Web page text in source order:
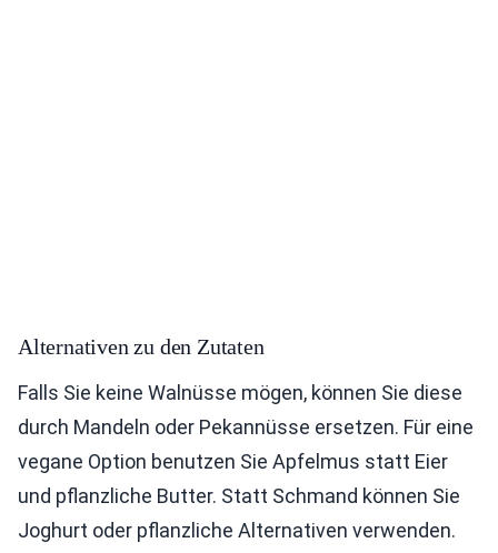
Alternativen zu den Zutaten
Falls Sie keine Walnüsse mögen, können Sie diese
durch Mandeln oder Pekannüsse ersetzen. Für eine
vegane Option benutzen Sie Apfelmus statt Eier
und pflanzliche Butter. Statt Schmand können Sie
Joghurt oder pflanzliche Alternativen verwenden.